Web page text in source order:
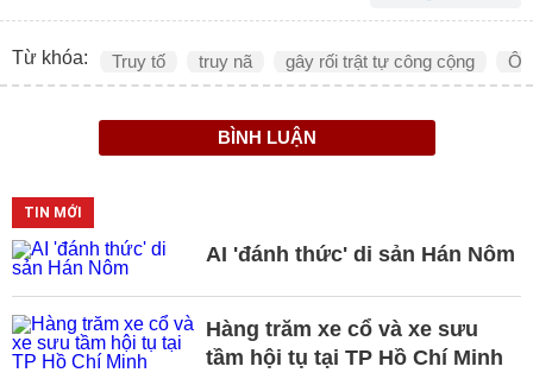
Từ khóa: Truy tố truy nã gây rối trật tự công cộng Ô
BÌNH LUẬN
TIN MỚI
AI 'đánh thức' di sản Hán Nôm
Hàng trăm xe cổ và xe sưu
tầm hội tụ tại TP Hồ Chí Minh